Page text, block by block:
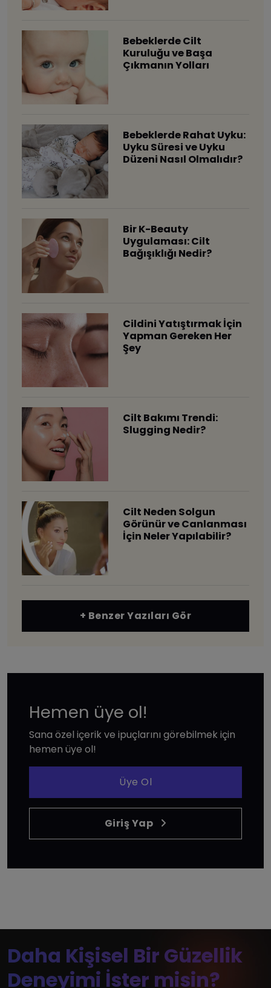
Bebeklerde Cilt
Kuruluğu ve Başa
Çıkmanın Yolları
Bebeklerde Rahat Uyku:
Uyku Süresi ve Uyku
Düzeni Nasıl Olmalıdır?
Bir K-Beauty
Uygulaması: Cilt
Bağışıklığı Nedir?
Cildini Yatıştırmak İçin
Yapman Gereken Her
Şey
Cilt Bakımı Trendi:
Slugging Nedir?
Cilt Neden Solgun
Görünür ve Canlanması
İçin Neler Yapılabilir?
+ Benzer Yazıları Gör
Hemen üye ol!
Sana özel içerik ve ipuçlarını görebilmek için
hemen üye ol!
Üye Ol
Giriş Yap
Daha Kişisel Bir Güzellik
Deneyimi İster misin?